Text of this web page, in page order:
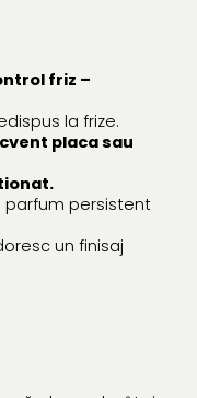
friz –
la frize.
placa sau
parfum persistent
un finisaj